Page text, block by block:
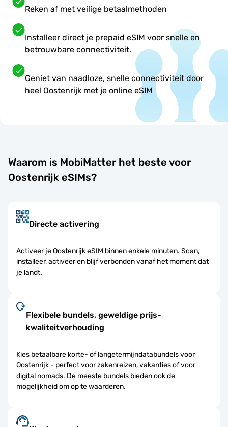
Reken af met veilige betaalmethoden
Installeer direct je prepaid eSIM voor snelle en
betrouwbare connectiviteit.
Geniet van naadloze, snelle connectiviteit door
heel Oostenrijk met je online eSIM
Waarom is MobiMatter het beste voor
Oostenrijk eSIMs?
Directe activering
Activeer je Oostenrijk eSIM binnen enkele minuten. Scan,
installeer, activeer en blijf verbonden vanaf het moment dat
je landt.
Flexibele bundels, geweldige prijs-
kwaliteitverhouding
Kies betaalbare korte- of langetermijndatabundels voor
Oostenrijk - perfect voor zakenreizen, vakanties of voor
digital nomads. De meeste bundels bieden ook de
mogelijkheid om op te waarderen.